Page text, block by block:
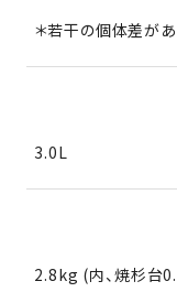
＊若干の個体差があ
3.0L
2.8kg (内、焼杉台